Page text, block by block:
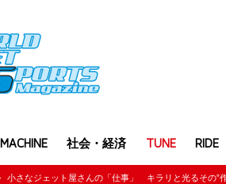
MACHINE 社会・経済 TUNE RIDE
小さなジェット屋さんの「仕事」 キラリと光るその